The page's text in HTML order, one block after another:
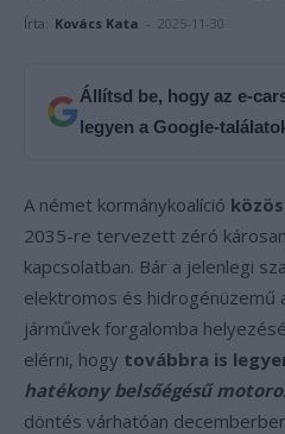
Írta: Kovács Kata - 2025-11-30
Állítsd be, hogy az e-
legyen a Google-
A német kormánykoalíció
2035-re tervezett zéró
kapcsolatban. Bár a jelenlegi
elektromos és hidrogénüzemű
járművek forgalomba
elérni, hogy továbbra is
hatékony belsőégésű
döntés várhatóan